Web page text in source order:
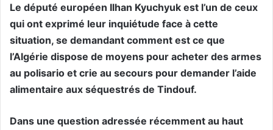
Le député européen Ilhan Kyuchyuk est l’un de ceux
qui ont exprimé leur inquiétude face à cette
situation, se demandant comment est ce que
l’Algérie dispose de moyens pour acheter des armes
au polisario et crie au secours pour demander l’aide
alimentaire aux séquestrés de Tindouf.
Dans une question adressée récemment au haut